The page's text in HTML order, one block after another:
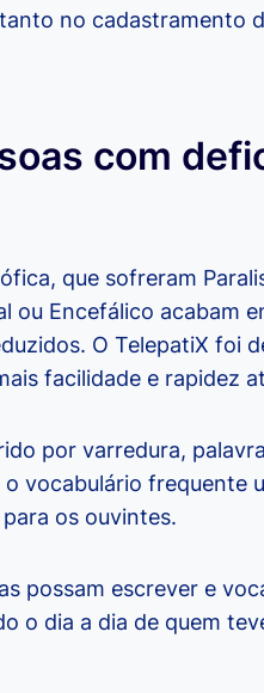
no cadastramento
com
que sofreram
ou Encefálico acabam
O TelepatiX foi
facilidade e rapidez
por varredura,
vocabulário frequente
os ouvintes.
possam escrever e
o dia a dia de quem